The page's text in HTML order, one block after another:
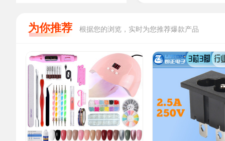
为你推荐 根据您的浏览，实时为您推荐爆款产品